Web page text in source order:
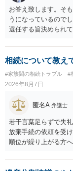
お答え致します。そ
うになっているので
選任する旨決められ
し，団地と貴殿との
ける役員の選任が会
相続について教え
#家族間の相続トラブル #
2026年8月7日
匿名A 弁護士
若干言葉足らずで失
放棄手続の依頼を受
順位が繰り上がる方
できない、という意